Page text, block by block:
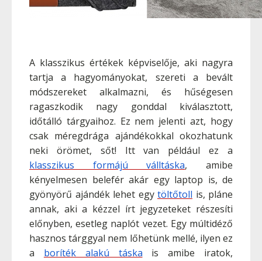
A klasszikus értékek képviselője, aki nagyra
tartja a hagyományokat, szereti a bevált
módszereket alkalmazni, és hűségesen
ragaszkodik nagy gonddal kiválasztott,
időtálló tárgyaihoz. Ez nem jelenti azt, hogy
csak méregdrága ajándékokkal okozhatunk
neki örömet, sőt! Itt van például ez a
klasszikus formájú válltáska, amibe
kényelmesen belefér akár egy laptop is, de
gyönyörű ajándék lehet egy töltőtoll is, pláne
annak, aki a kézzel írt jegyzeteket részesíti
előnyben, esetleg naplót vezet. Egy múltidéző
hasznos tárggyal nem lőhetünk mellé, ilyen ez
a boríték alakú táska is amibe iratok,